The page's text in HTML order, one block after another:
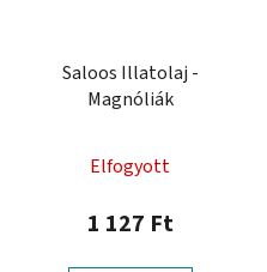
Saloos Illatolaj -
Magnóliák
Elfogyott
1 127 Ft